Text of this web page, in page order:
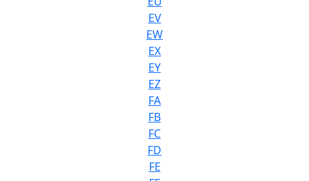
EV
EW
EX
EY
EZ
FA
FB
FC
FD
FE